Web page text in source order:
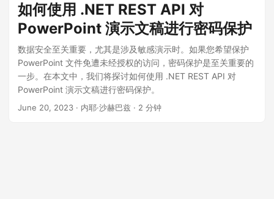
如何使用 .NET REST API 对
PowerPoint 演示文稿进行密码保护
数据安全至关重要，尤其是涉及敏感演示时。如果您希望保护
PowerPoint 文件免遭未经授权的访问，密码保护是至关重要的
一步。在本文中，我们将探讨如何使用 .NET REST API 对
PowerPoint 演示文稿进行密码保护。
June 20, 2023 · 内耶·沙赫巴兹 · 2 分钟